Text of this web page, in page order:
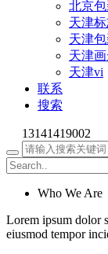
北京
天津
天津
天津
天津vi
联系
搜索
13141419002
Who We Are
Lorem ipsum dolor
eiusmod tempor